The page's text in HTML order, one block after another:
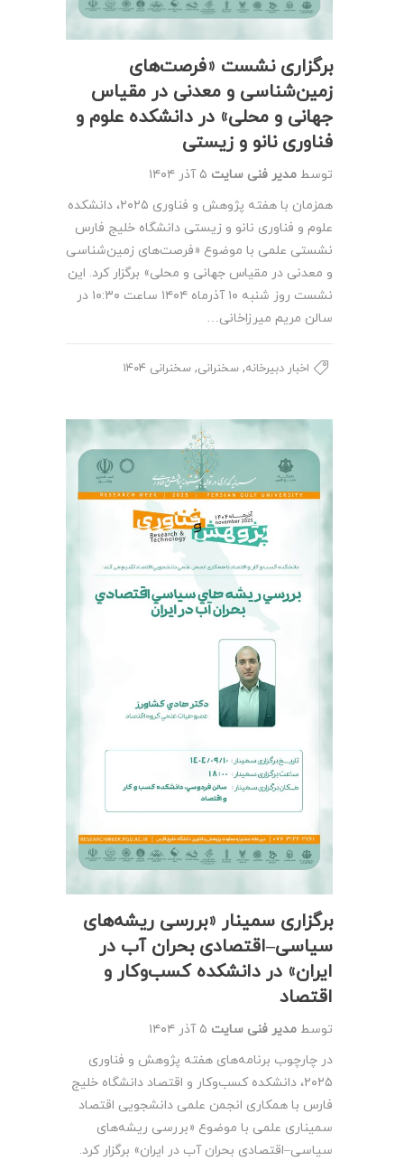
برگزاری نشست «فرصت‌های
زمین‌شناسی و معدنی در مقیاس
جهانی و محلی» در دانشکده علوم و
فناوری نانو و زیستی
توسط مدیر فنی سایت ۵ آذر ۱۴۰۴
همزمان با هفته پژوهش و فناوری ۲۰۲۵، دانشکده
علوم و فناوری نانو و زیستی دانشگاه خلیج فارس
نشستی علمی با موضوع «فرصت‌های زمین‌شناسی
و معدنی در مقیاس جهانی و محلی» برگزار کرد. این
نشست روز شنبه ۱۰ آذرماه ۱۴۰۴ ساعت ۱۰:۳۰ در
سالن مریم میرزاخانی…
اخبار دبیرخانه, سخنرانی, سخنرانی ۱۴۰۴
برگزاری سمینار «بررسی ریشه‌های
سیاسی–اقتصادی بحران آب در
ایران» در دانشکده کسب‌وکار و
اقتصاد
توسط مدیر فنی سایت ۵ آذر ۱۴۰۴
در چارچوب برنامه‌های هفته پژوهش و فناوری
۲۰۲۵، دانشکده کسب‌وکار و اقتصاد دانشگاه خلیج
فارس با همکاری انجمن علمی دانشجویی اقتصاد
سمیناری علمی با موضوع «بررسی ریشه‌های
سیاسی–اقتصادی بحران آب در ایران» برگزار کرد.